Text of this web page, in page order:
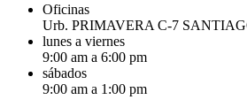
Oficinas
Urb. PRIMAVERA C-7
lunes a viernes
9:00 am a 6:00 pm
sábados
9:00 am a 1:00 pm